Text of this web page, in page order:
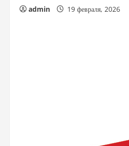
admin 19 февраля, 2026